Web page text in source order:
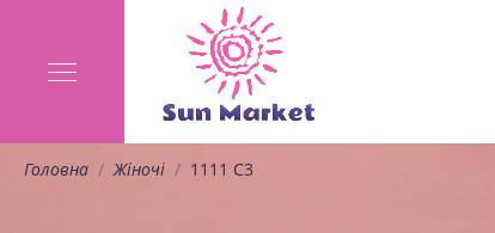
Головна Жіночі 1111 C3